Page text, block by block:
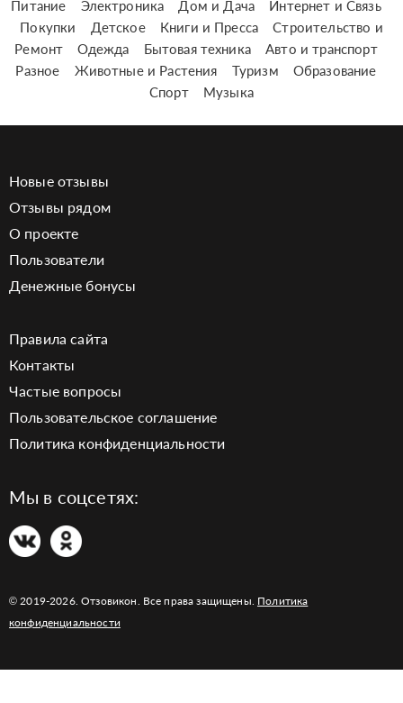
Питание
Электроника Дом и Дача
Интернет и Связь
Покупки
Детское Книги и Пресса
Строительство и
Ремонт
Одежда Бытовая техника
Авто и транспорт
Разное
Животные и Растения Туризм
Образование
Спорт
Музыка
Новые отзывы
Отзывы рядом
О проекте
Пользователи
Денежные бонусы
Правила сайта
Контакты
Частые вопросы
Пользовательское соглашение
Политика конфиденциальности
Мы в соцсетях:
© 2019-2026. Отзовикон. Все права защищены. Политика
конфиденциальности